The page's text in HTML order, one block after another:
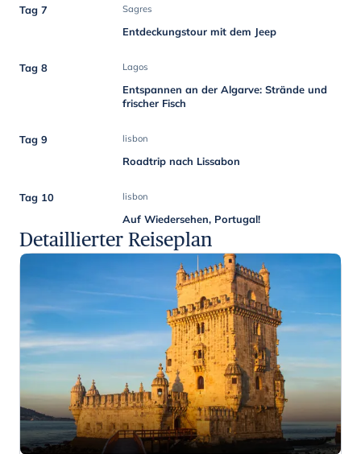
Tag 7 Sagres
Entdeckungstour mit dem Jeep
Tag 8 Lagos
Entspannen an der Algarve: Strände und
frischer Fisch
Tag 9 lisbon
Roadtrip nach Lissabon
Tag 10 lisbon
Auf Wiedersehen, Portugal!
Detaillierter Reiseplan